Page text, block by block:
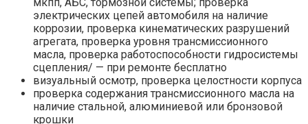
электрических цепей автомобиля на наличие
коррозии, проверка кинематических разрушений
агрегата, проверка уровня трансмиссионного
масла, проверка работоспособности гидросистемы
сцепления/ — при ремонте бесплатно
визуальный осмотр, проверка целостности корпуса
проверка содержания трансмиссионного масла на
наличие стальной, алюминиевой или бронзовой
крошки